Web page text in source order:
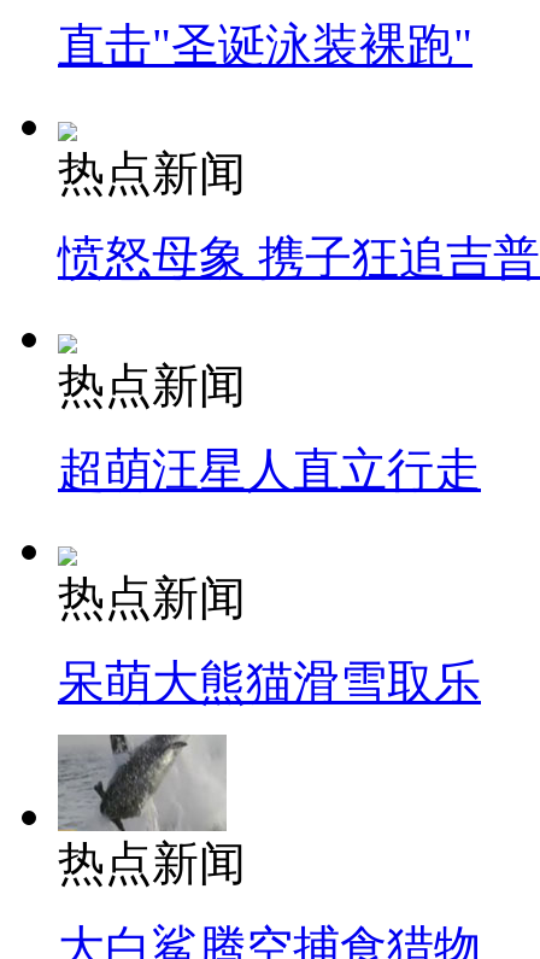
直击"圣诞泳装裸跑"
热点新闻
愤怒母象 携子狂追吉
热点新闻
超萌汪星人直立行走
热点新闻
呆萌大熊猫滑雪取乐
热点新闻
大白鲨腾空捕食猎物